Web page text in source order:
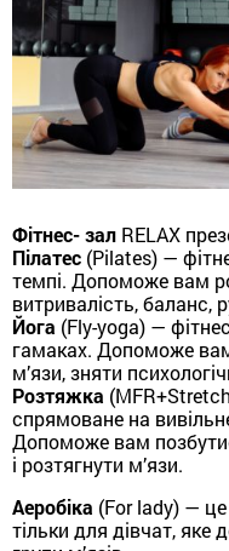
Фітнес- зал RELAX
Пілатес (Pilates) —
темпі. Допоможе вам
витривалість, баланс,
Йога (Fly-yoga) —
гамаках. Допоможе
м’язи, зняти
Розтяжка
спрямоване на
Допоможе вам
і розтягнути м’язи.
Aеробіка (For lady) —
тільки для дівчат,